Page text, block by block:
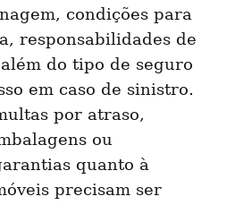
condições para
responsabilidades de
do tipo de seguro
em caso de sinistro.
por atraso,
ou
quanto à
precisam ser